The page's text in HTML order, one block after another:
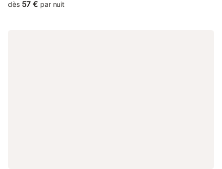
dès 57 € par nuit